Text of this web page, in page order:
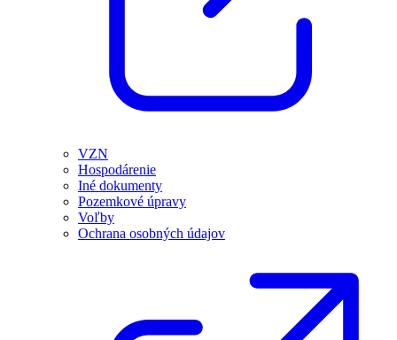
VZN
Hospodárenie
Iné dokumenty
Pozemkové úpravy
Voľby
Ochrana osobných údajov